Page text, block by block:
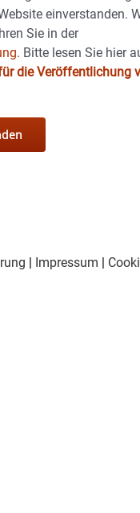
einverstanden.
Sie in der
Bitte lesen Sie hier
die Veröffentlichung
Impressum